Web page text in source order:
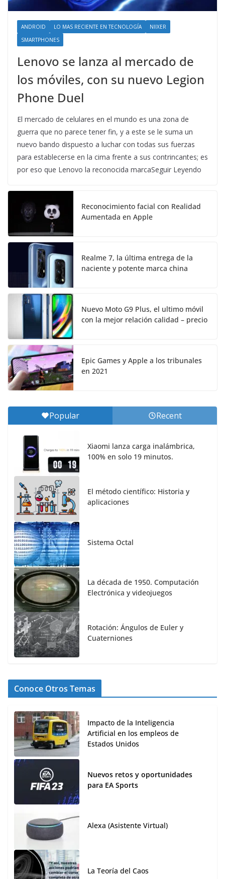
ANDROID LO MAS RECIENTE EN TECNOLOGÍA
NIIXER
SMARTPHONES
Lenovo se lanza al mercado de
los móviles, con su nuevo Legion
Phone Duel
El mercado de celulares en el mundo es una zona de
guerra que no parece tener fin, y a este se le suma un
nuevo bando dispuesto a luchar con todas sus fuerzas
para establecerse en la cima frente a sus contrincantes; es
por eso que Lenovo la reconocida marcaSeguir Leyendo
Reconocimiento facial con Realidad
Aumentada en Apple
Realme 7, la última entrega de la
naciente y potente marca china
Nuevo Moto G9 Plus, el ultimo móvil
con la mejor relación calidad – precio
Epic Games y Apple a los tribunales
en 2021
Popular Recent
Xiaomi lanza carga inalámbrica,
100% en solo 19 minutos.
El método científico: Historia y
aplicaciones
Sistema Octal
La década de 1950. Computación
Electrónica y videojuegos
Rotación: Ángulos de Euler y
Cuaterniones
Conoce Otros Temas
Impacto de la Inteligencia
Artificial en los empleos de
Estados Unidos
Nuevos retos y oportunidades
para EA Sports
Alexa (Asistente Virtual)
La Teoría del Caos